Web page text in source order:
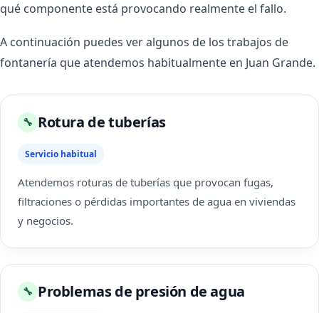
qué componente está provocando realmente el fallo.
A continuación puedes ver algunos de los trabajos de
fontanería que atendemos habitualmente en Juan Grande.
🔧 Rotura de tuberías
Servicio habitual
Atendemos roturas de tuberías que provocan fugas,
filtraciones o pérdidas importantes de agua en viviendas
y negocios.
🔧 Problemas de presión de agua